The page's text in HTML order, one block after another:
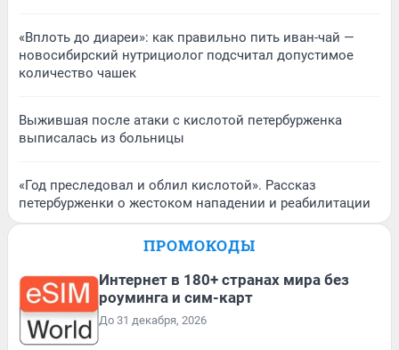
«Вплоть до диареи»: как правильно пить иван-чай —
новосибирский нутрициолог подсчитал допустимое
количество чашек
Выжившая после атаки с кислотой петербурженка
выписалась из больницы
«Год преследовал и облил кислотой». Рассказ
петербурженки о жестоком нападении и реабилитации
ПРОМОКОДЫ
Интернет в 180+ странах мира без
роуминга и сим-карт
До 31 декабря, 2026